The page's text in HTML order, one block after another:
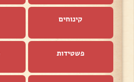
קינוחים
פשטידות